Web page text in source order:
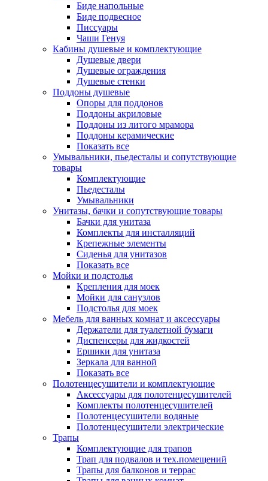
Биде напольные
Биде подвесное
Писсуары
Чаши Генуя
Кабины душевые и комплектующие
Душевые двери
Душевые ограждения
Душевые стенки
Поддоны душевые
Опоры для поддонов
Поддоны акриловые
Поддоны из литого мрамора
Поддоны керамические
Показать все
Умывальники, пьедесталы и сопутствующие
товары
Комплектующие
Пьедесталы
Умывальники
Унитазы, бачки и сопутствующие товары
Бачки для унитаза
Комплекты для инсталляций
Крепежные элементы
Сиденья для унитазов
Показать все
Мойки и подстолья
Крепления для моек
Мойки для санузлов
Подстолья для моек
Мебель для ванных комнат и аксессуары
Держатели для туалетной бумаги
Диспенсеры для жидкостей
Ершики для унитаза
Зеркала для ванной
Показать все
Полотенцесушители и комплектующие
Аксессуары для полотенцесушителей
Комплекты полотенцесушителей
Полотенцесушители водяные
Полотенцесушители электрические
Трапы
Комплектующие для трапов
Трап для подвалов и тех.помещений
Трапы для балконов и террас